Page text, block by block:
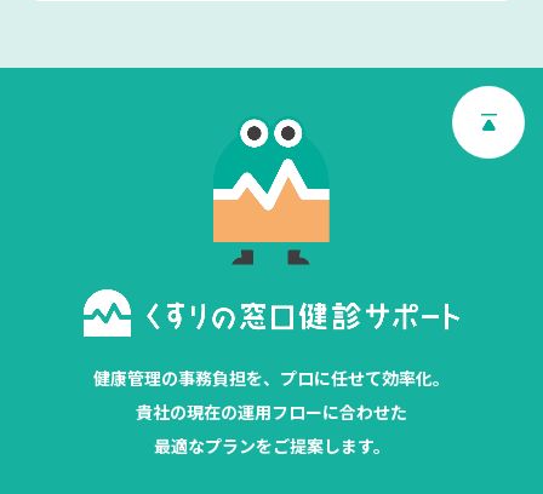
健康管理の事務負担を、プロに任せて効率化。
貴社の現在の運用フローに合わせた
最適なプランをご提案します。